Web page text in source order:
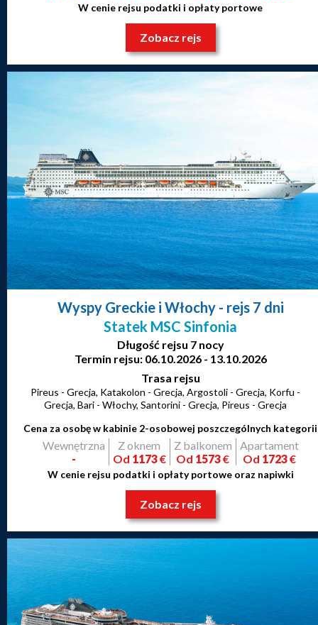
W cenie rejsu podatki i opłaty portowe
Zobacz rejs
Wyspy Greckie i Włochy - rejs 7 dni
Statek MSC Sinfonia
Długość rejsu 7 nocy
Termin rejsu: 06.10.2026 - 13.10.2026
Trasa rejsu
Pireus - Grecja, Katakolon - Grecja, Argostoli - Grecja, Korfu -
Grecja, Bari - Włochy, Santorini - Grecja, Pireus - Grecja
Cena za osobę w kabinie 2-osobowej poszczególnych kategorii
Wewnętrzna
-
Z oknem
Od 1173€
Z balkonem
Od 1573€
Apartament
Od 1723€
W cenie rejsu podatki i opłaty portowe oraz napiwki
Zobacz rejs